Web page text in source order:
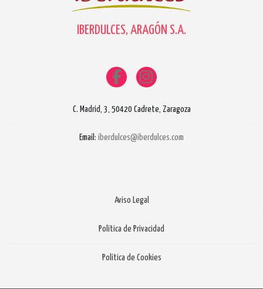
IBERDULCES, ARAGÓN S.A.
C. Madrid, 3, 50420 Cadrete, Zaragoza
Email: iberdulces@iberdulces.com
Aviso Legal
Política de Privacidad
Política de Cookies